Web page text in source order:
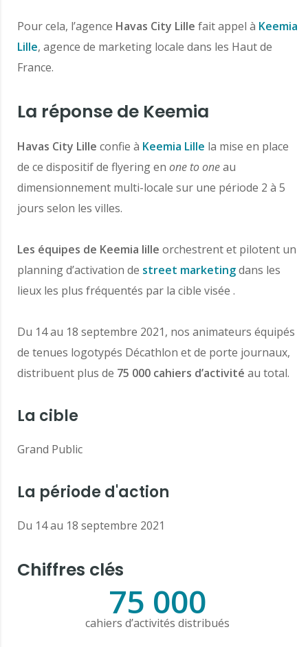
Pour cela, l’agence Havas City Lille fait appel à Keemia
Lille, agence de marketing locale dans les Haut de
France.
La réponse de Keemia
Havas City Lille confie à Keemia Lille la mise en place
de ce dispositif de flyering en one to oneau
dimensionnement multi-locale sur une période 2 à 5
jours selon les villes.
Les équipes de Keemia lille orchestrent et pilotent un
planning d’activation de street marketingdans les
lieux les plus fréquentés par la cible visée .
Du 14 au 18 septembre 2021, nos animateurs équipés
de tenues logotypés Décathlon et de porte journaux,
distribuent plus de 75 000 cahiers d’activité au total.
La cible
Grand Public
La période d'action
Du 14 au 18 septembre 2021
Chiffres clés
75 000
cahiers d’activités distribués